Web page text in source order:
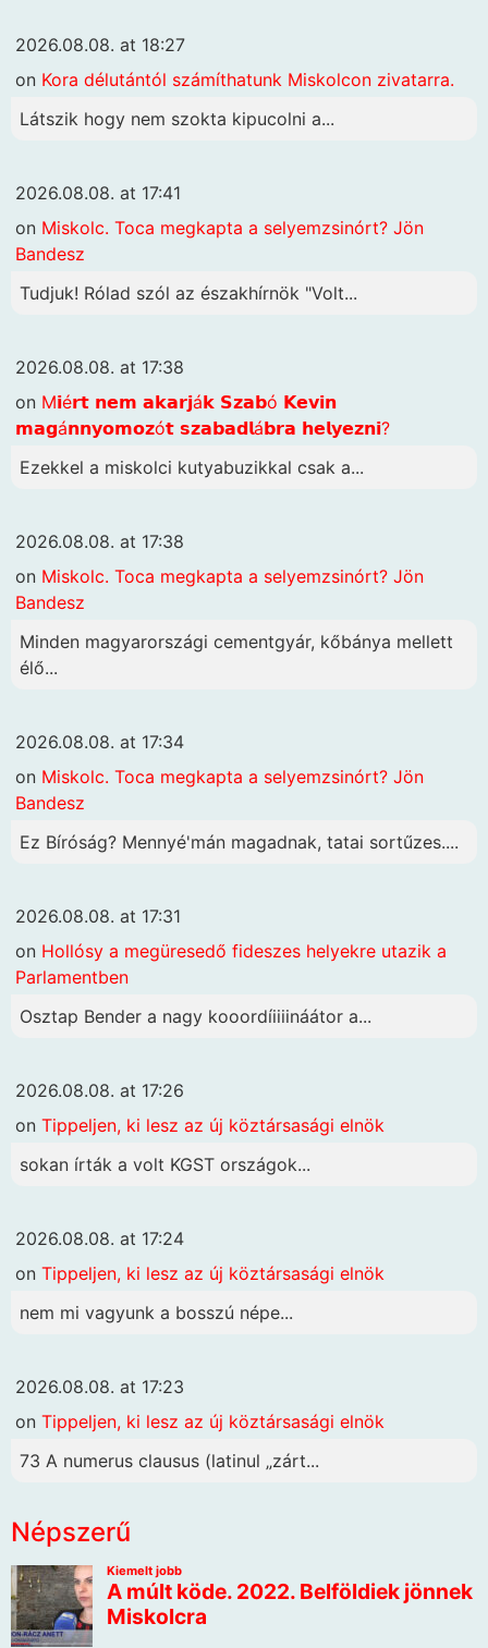
2026.08.08. at 18:27
on Kora délutántól számíthatunk Miskolcon zivatarra.
Látszik hogy nem szokta kipucolni a...
2026.08.08. at 17:41
on Miskolc. Toca megkapta a selyemzsinórt? Jön
Bandesz
Tudjuk! Rólad szól az északhírnök "Volt...
2026.08.08. at 17:38
on M𝗶é𝗿𝘁 𝗻𝗲𝗺 𝗮𝗸𝗮𝗿𝗷á𝗸 𝗦𝘇𝗮𝗯ó 𝗞𝗲𝘃𝗶𝗻
𝗺𝗮𝗴á𝗻𝗻𝘆𝗼𝗺𝗼𝘇ó𝘁 𝘀𝘇𝗮𝗯𝗮𝗱𝗹á𝗯𝗿𝗮 𝗵𝗲𝗹𝘆𝗲𝘇𝗻𝗶?
Ezekkel a miskolci kutyabuzikkal csak a...
2026.08.08. at 17:38
on Miskolc. Toca megkapta a selyemzsinórt? Jön
Bandesz
Minden magyarországi cementgyár, kőbánya mellett
élő...
2026.08.08. at 17:34
on Miskolc. Toca megkapta a selyemzsinórt? Jön
Bandesz
Ez Bíróság? Mennyé'mán magadnak, tatai sortűzes....
2026.08.08. at 17:31
on Hollósy a megüresedő fideszes helyekre utazik a
Parlamentben
Osztap Bender a nagy kooordíiiiináátor a...
2026.08.08. at 17:26
on Tippeljen, ki lesz az új köztársasági elnök
sokan írták a volt KGST országok...
2026.08.08. at 17:24
on Tippeljen, ki lesz az új köztársasági elnök
nem mi vagyunk a bosszú népe...
2026.08.08. at 17:23
on Tippeljen, ki lesz az új köztársasági elnök
73 A numerus clausus (latinul „zárt...
Népszerű